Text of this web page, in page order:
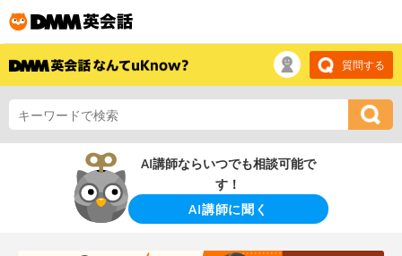
質問する
AI講師ならいつでも相談可能で
す！
AI講師に聞く